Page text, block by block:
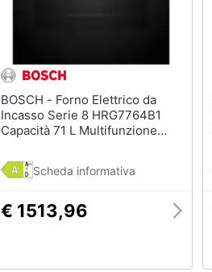
BOSCH - Forno Elettrico da
Incasso Serie 8 HRG7764B1
Capacità 71 L Multifunzione
Colore Nero
Scheda informativa
€ 1513,96